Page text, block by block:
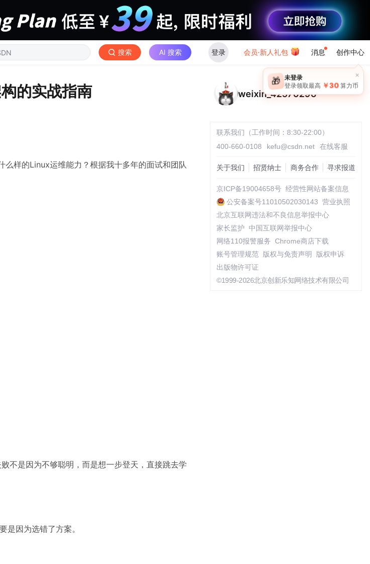
搜索 AI 搜索 登录 会员·新人礼包 消息 创作中心
的实战指南
样的Linux运维能力？根据我十多年的面试和团队
不是因为不够聪明，而是想一步登天，直接跳去学
是因为选错了方案。
weixin_42570296
联系我们（工作时间：8:30-22:00）
400-660-0108
kefu@csdn.net 在线客服
关于我们 招贤纳士 商务合作 寻求报道
京ICP备19004658号 经营性网站备案信息
公安备案号11010502030143 营业执照
北京互联网违法和不良信息举报中心
家长监护
中国互联网举报中心
网络110报警服务 Chrome商店下载
账号管理规范
版权与免责声明
版权申诉
出版物许可证
©1999-2026北京创新乐知网络技术有限公司